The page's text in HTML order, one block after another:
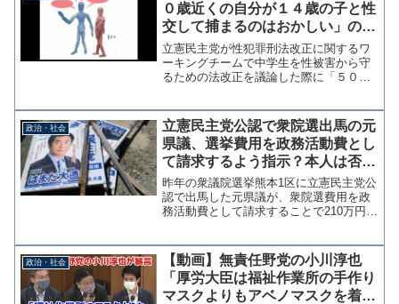
０歳近くの自分が１４歳の子と性
交して捕まるのはおかしい」の何
が問題か【マガジン103号】
立憲民主党が性犯罪刑法改正に関するワ
ーキングチームで中学生を性被害から守
るための法改正を議論した際に「５０歳
る。それはおかしい」と50代の議員が発
言したとされる問題。 直...
政治・社会
立憲民主党公認で衆院選出馬の元
県議、選挙費用を政務活動費とし
て請求するよう指示？本人は否定
し「さらば立憲民主党」
昨年の衆議院選挙熊本1区に立憲民主党公
認で出馬した元県議が、衆院選費用を政
務活動費として請求することで210万円の
議本人は否定しているが、事務所が衆院
選費用を請求する処...
政治・社会
【動画】無責任野党の小川淳也
「厚労大臣は福祉作業所の手作り
マスクよりもアベノマスクを着け